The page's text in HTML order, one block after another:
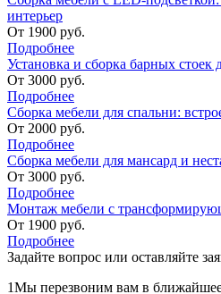
интерьер
От 1900 руб.
Подробнее
Установка и сборка барных стоек
От 3000 руб.
Подробнее
Сборка мебели для спальни:
От 2000 руб.
Подробнее
Сборка мебели для мансард и
От 3000 руб.
Подробнее
Монтаж мебели с
От 1900 руб.
Подробнее
Задайте вопрос или оставляйте
1Мы перезвоним вам в